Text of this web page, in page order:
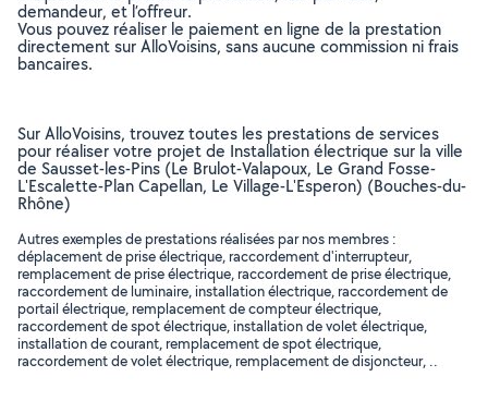
demandeur, et l’offreur.
Vous pouvez réaliser le paiement en ligne de la prestation
directement sur AlloVoisins, sans aucune commission ni frais
bancaires.
Sur AlloVoisins, trouvez toutes les prestations de services
pour réaliser votre projet de Installation électrique sur la ville
de Sausset-les-Pins (Le Brulot-Valapoux, Le Grand Fosse-
L'Escalette-Plan Capellan, Le Village-L'Esperon) (Bouches-du-
Rhône)
Autres exemples de prestations réalisées par nos membres :
déplacement de prise électrique, raccordement d'interrupteur,
remplacement de prise électrique, raccordement de prise électrique,
raccordement de luminaire, installation électrique, raccordement de
portail électrique, remplacement de compteur électrique,
raccordement de spot électrique, installation de volet électrique,
installation de courant, remplacement de spot électrique,
raccordement de volet électrique, remplacement de disjoncteur, ..